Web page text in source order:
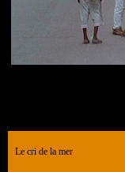
Le cri de la mer